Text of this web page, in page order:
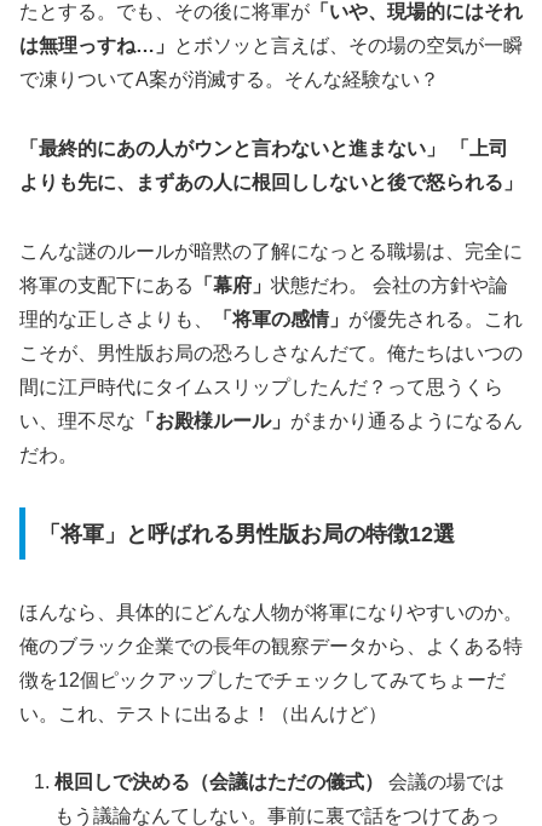
たとする。でも、その後に将軍が 「いや、現場的にはそれ
は無理っすね…」
とボソッと言えば、その場の空気が一瞬
で凍りついてA案が消滅する。そんな経験ない？
「最終的にあの人がウンと言わないと進まない」 「上司
よりも先に、まずあの人に根回ししないと後で怒られる」
こんな謎のルールが暗黙の了解になっとる職場は、完全に
将軍の支配下にある
「幕府」 状態だわ。 会社の方針や論
理的な正しさよりも、
「将軍の感情」 が優先される。これ
こそが、男性版お局の恐ろしさなんだて。俺たちはいつの
間に江戸時代にタイムスリップしたんだ？って思うくら
い、理不尽な 「お殿様ルール」 がまかり通るようになるん
だわ。
「将軍」と呼ばれる男性版お局の特徴12選
ほんなら、具体的にどんな人物が将軍になりやすいのか。
俺のブラック企業での長年の観察データから、よくある特
徴を12個ピックアップしたでチェックしてみてちょーだ
い。これ、テストに出るよ！（出んけど）
根回しで決める（会議はただの儀式）
会議の場では
もう議論なんてしない。事前に裏で話をつけてあっ